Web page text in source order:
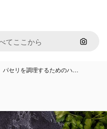
画像で
パセリを調理するためのハ…